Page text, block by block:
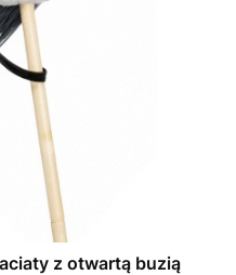
z otwartą buzią